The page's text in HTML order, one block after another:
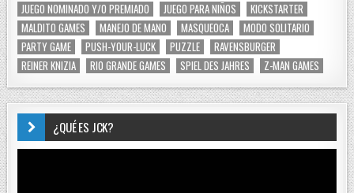
JUEGO NOMINADO Y/O PREMIADO
JUEGO PARA NIÑOS
KICKSTARTER
MALDITO GAMES
MANEJO DE MANO MASQUEOCA
MODO SOLITARIO
PARTY GAME
PUSH-YOUR-LUCK PUZZLE
RAVENSBURGER
REINER KNIZIA
RIO GRANDE GAMES SPIEL DES JAHRES Z-MAN GAMES
¿QUÉ ES JCK?